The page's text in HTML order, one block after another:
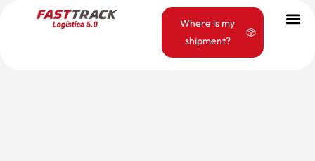
Where is my
shipment?